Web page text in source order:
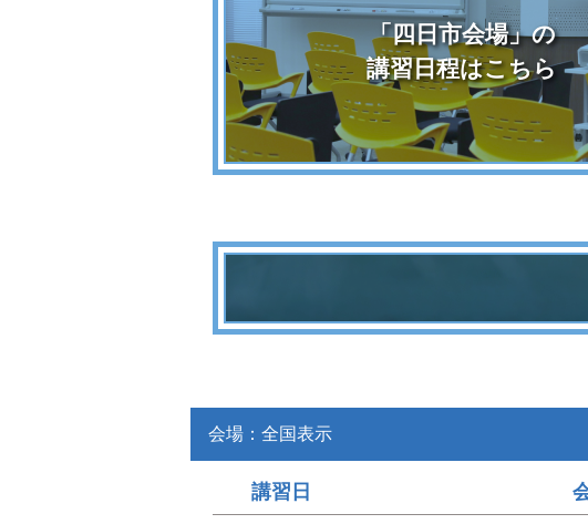
「四日市会場」の
講習日程はこちら
会場：全国表示
講習日